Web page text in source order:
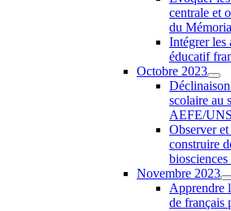
centrale et
du
Intégrer les
éducatif
Octobre 2023
scolaire au
AEFE/
Observer
construire
biosciences
Novembre 2023
Apprendre
de français